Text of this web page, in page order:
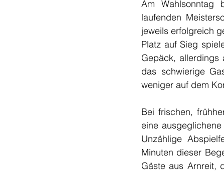
Am Wahlsonntag
laufenden
jeweils erfolgreich
Platz auf Sieg
Gepäck, allerdings
das schwierige
weniger auf dem
Bei frischen,
eine
Unzählige
Minuten dieser
Gäste aus Arnreit,